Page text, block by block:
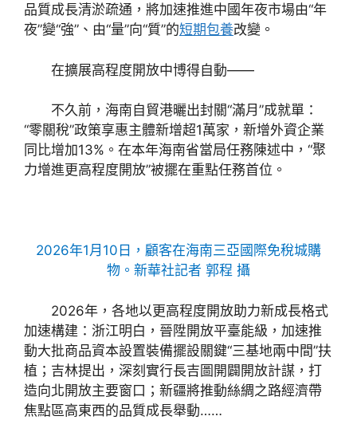
品質成長清淤疏通，將加速推進中國年夜市場由“年
夜”變“強”、由“量”向“質”的短期包養改變。
在擴展高程度開放中博得自動——
不久前，海南自貿港曬出封關“滿月”成就單：
“零關稅”政策享惠主體新增超1萬家，新增外資企業
同比增加13%。在本年海南省當局任務陳述中，“聚
力增進更高程度開放”被擺在重點任務首位。
2026年1月10日，顧客在海南三亞國際免稅城購
物。新華社記者 郭程 攝
2026年，各地以更高程度開放助力新成長格式
加速構建：浙江明白，晉陞開放平臺能級，加速推
動大批商品資本設置裝備擺設關鍵“三基地兩中間”扶
植；吉林提出，深刻實行長吉圖開闢開放計謀，打
造向北開放主要窗口；新疆將推動絲綢之路經濟帶
焦點區高東西的品質成長舉動……